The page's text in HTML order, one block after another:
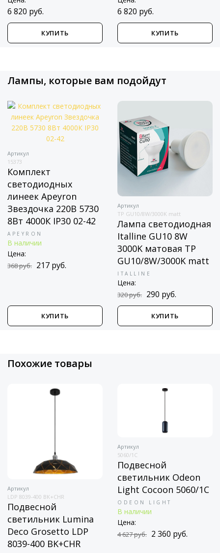
6 820 руб.
КУПИТЬ
6 820 руб.
КУПИТЬ
Лампы, которые вам подойдут
Артикул
15373
Комплект
светодиодных
линеек Apeyron
Звездочка 220В 5730
8Вт 4000К IP30 02-42
APEYRON
В наличии
Цена:
368 руб. 217 руб.
КУПИТЬ
Артикул
TP GU10/8W/3000K matt
Лампа светодиодная
Italline GU10 8W
3000K матовая TP
GU10/8W/3000K matt
ITALLINE
Цена:
320 руб. 290 руб.
КУПИТЬ
Похожие товары
Артикул
LDP 8039-400 BK+CHR
Подвесной
светильник Lumina
Deco Grosetto LDP
8039-400 BK+CHR
Артикул
5060/1C
Подвесной
светильник Odeon
Light Cocoon 5060/1C
ODEON LIGHT
В наличии
Цена:
4 627 руб. 2 360 руб.